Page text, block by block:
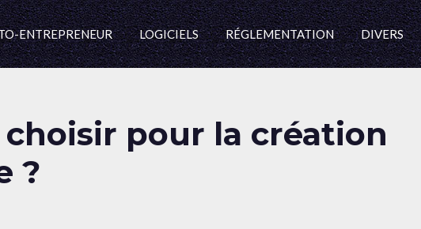
ENTREPRENEUR LOGICIELS RÉGLEMENTATION DIVERS
pour la création
?